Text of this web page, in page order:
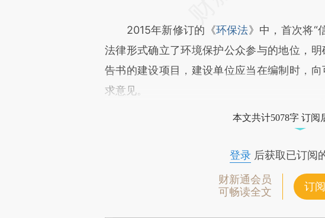
2015年新修订的《环保法》中，首次将“
法律形式确立了环境保护公众参与的地位，
告书的建设项目，建设单位应当在编制时，
求意见。
本文共计5078字 订阅
登录后获取已订阅
财新通会员
可畅读全文
订